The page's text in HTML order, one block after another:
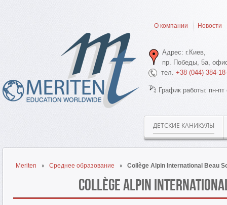
О компании Новости
Адрес: г.Киев,
пр. Победы, 5а,
тел. +38 (044) 384-
График работы: пн-
ДЕТСКИЕ КАНИКУЛЫ
Meriten Среднее образование Collège Alpin International Beau
Collège Alpin